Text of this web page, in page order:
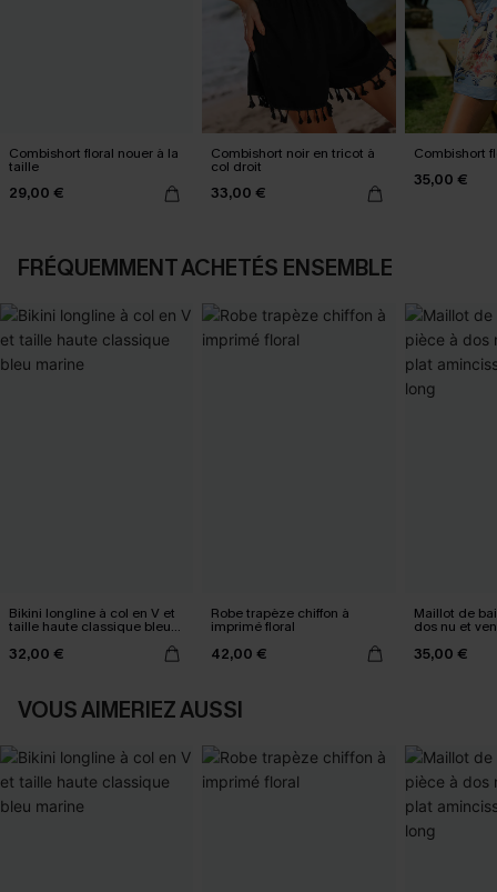
Combishort floral nouer à la
taille
29,00 €
Combishort noir en tricot à
col droit
33,00 €
Combishort
35,00 €
FRÉQUEMMENT ACHETÉS ENSEMBLE
Bikini longline à col en V et
taille haute classique bleu
32,00 €
Robe trapèze chiffon à
imprimé floral
42,00 €
Maillot de
dos nu et
35,00 €
VOUS AIMERIEZ AUSSI